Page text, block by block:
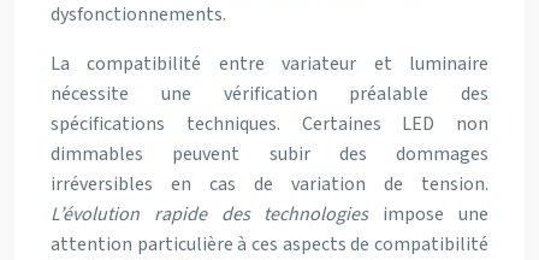
dysfonctionnements.
La compatibilité entre variateur et luminaire
nécessite une vérification préalable des
spécifications techniques. Certaines LED non
dimmables peuvent subir des dommages
irréversibles en cas de variation de tension.
L’évolution rapide des technologies impose une
attention particulière à ces aspects de compatibilité